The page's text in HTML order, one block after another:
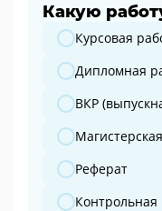
Какую
Какую работу вы
Курсовая
Дипломная
ВКР
Реферат
Контрольная